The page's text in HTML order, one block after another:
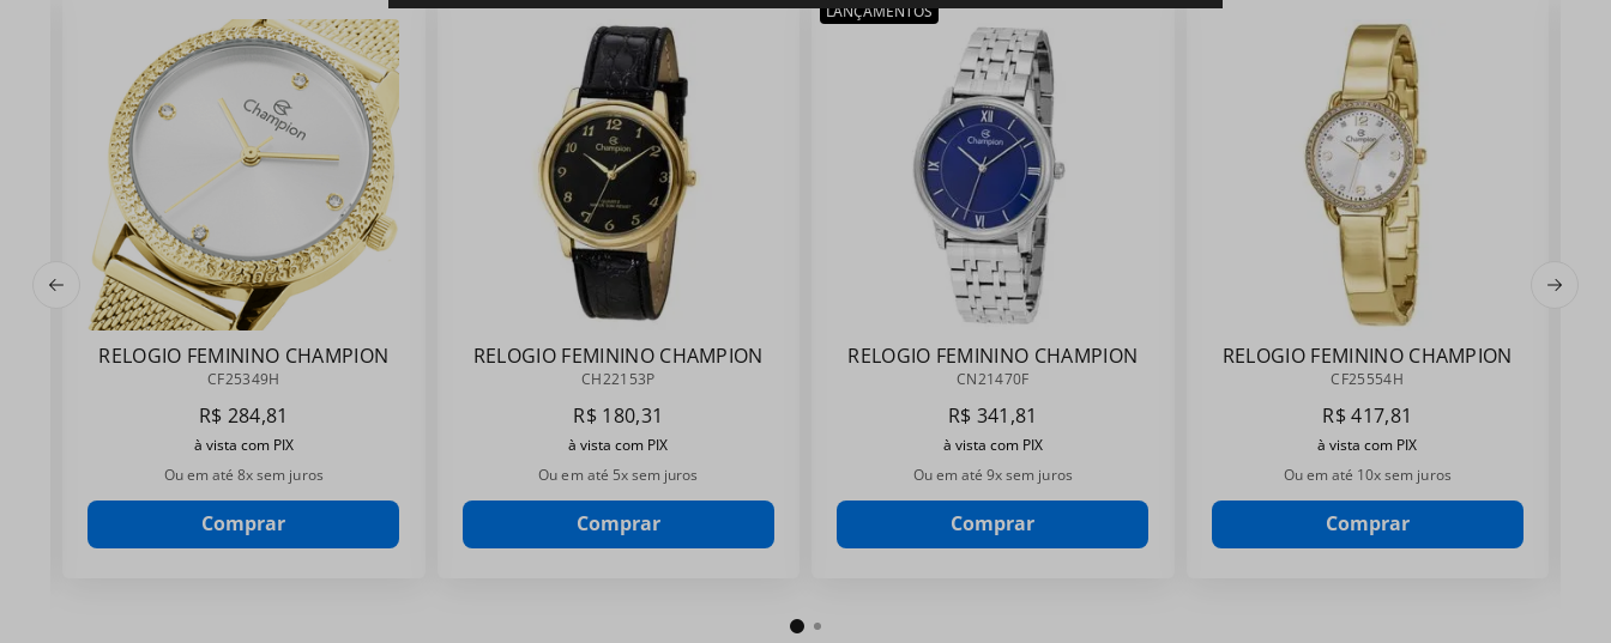
RELOGIO FEMININO CHAMPION
CF25349H
CF25349H
R$ 284,81
à vista com PIX
Ou em até8x sem juros
Comprar
RELOGIO FEMININO CHAMPION
CH22153P
CH22153P
R$ 180,31
à vista com PIX
Ou em até 5x sem juros
Comprar
LANÇAMENTOS
RELOGIO FEMININO CHAMPION
CN21470F
CN21470F
R$ 341 ,81
à vista com PIX
Ou em até9x sem juros
Comprar
RELOGIO FEMININO CHAMPION
CF25554H
CF25554H
R$ 417,81
à vista com PIX
Ou em até 10x sem juros
Comprar